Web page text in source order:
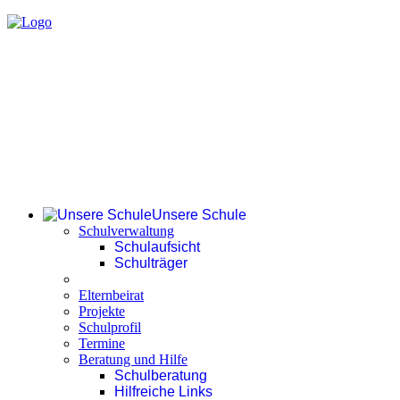
Unsere Schule
Schulverwaltung
Schulaufsicht
Schulträger
Elternbeirat
Projekte
Schulprofil
Termine
Beratung und Hilfe
Schulberatung
Hilfreiche Links